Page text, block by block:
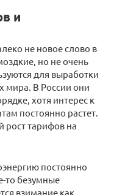
и
не новое слово в
но не очень
для выработки
мира. В России они
хотя интерес к
постоянно растет.
рост тарифов на
постоянно
то безумные
взимание как